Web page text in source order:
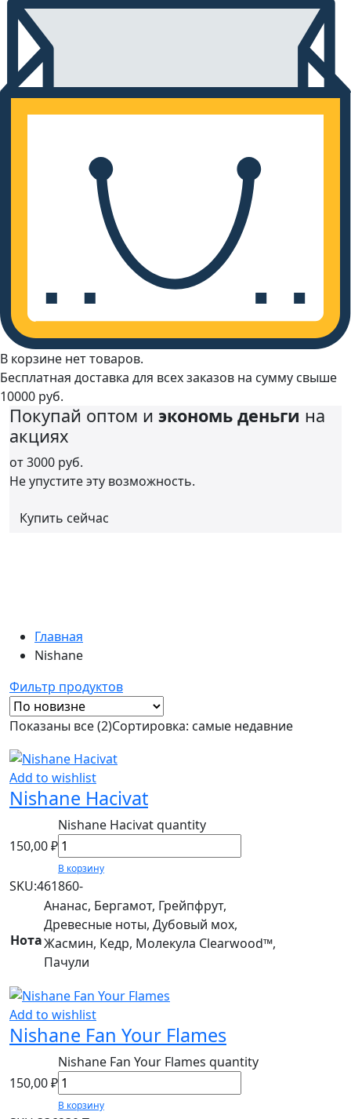
В корзине нет товаров.
Бесплатная доставка для всех заказов на сумму свыше
10000 руб.
Покупай оптом и экономь деньги на
акциях
от3000 руб.
Не упустите эту возможность.
Купить сейчас
Главная
Nishane
Фильтр продуктов
Показаны все (2)Сортировка: самые недавние
Add to wishlist
Nishane Hacivat
150,00₽
Nishane Hacivat quantity
В корзину
SKU:461860-
Нота
Ананас, Бергамот, Грейпфрут,
Древесные ноты, Дубовый мох,
Жасмин, Кедр, Молекула Clearwood™,
Пачули
Add to wishlist
Nishane Fan Your Flames
150,00₽
Nishane Fan Your Flames quantity
В корзину